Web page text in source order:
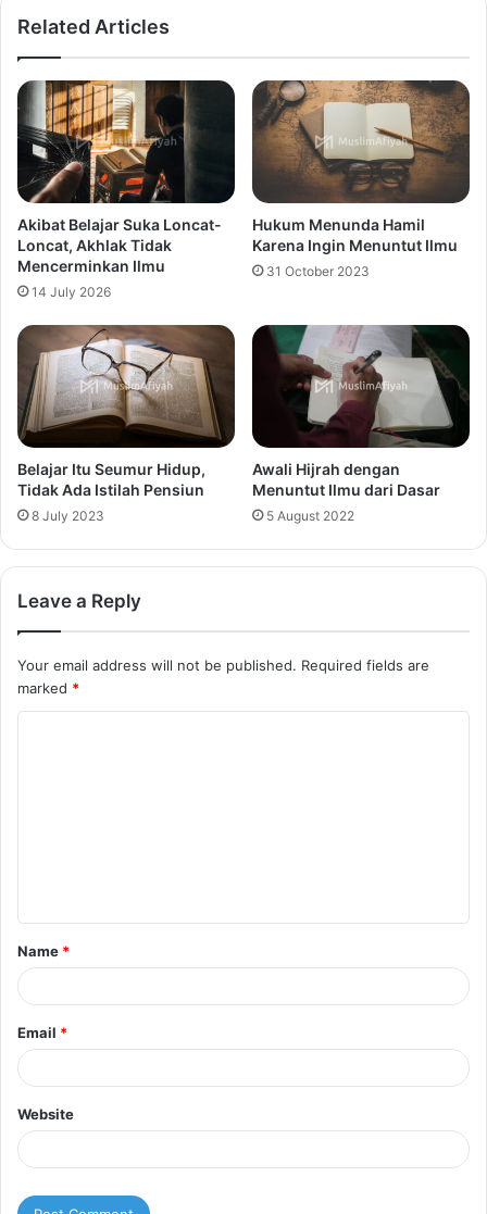
Related Articles
Akibat Belajar Suka Loncat-
Loncat, Akhlak Tidak
Mencerminkan Ilmu
14 July 2026
Hukum Menunda Hamil
Karena Ingin Menuntut Ilmu
31 October 2023
Belajar Itu Seumur Hidup,
Tidak Ada Istilah Pensiun
8 July 2023
Awali Hijrah dengan
Menuntut Ilmu dari Dasar
5 August 2022
Leave a Reply
Your email address will not be published. Required fields are
marked *
t
*
Name *
Email *
Website